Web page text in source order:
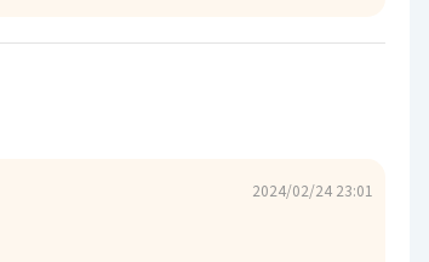
」は、本当にちょっとの間、一瞬、という
2024/02/24 23:01